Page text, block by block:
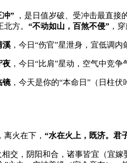
冲” ，是日值岁破、受冲击最直接
方。 “不动如山，百煞不侵” ，
溪 ，今日“伤官”星泄身，宜低调
夜 ，今日“比肩”星动，空气中竞
镜，今天是你的“本命日”（日柱伏
离火在下， “水在火上，既济。君
交，阴阳和合，诸事皆宜（宜